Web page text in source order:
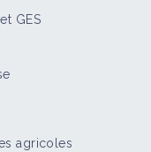
M.BOURDARIAS -
GES
agricoles